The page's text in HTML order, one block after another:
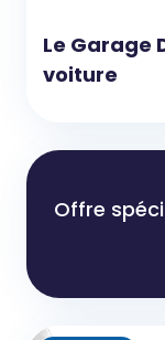
Le Garage
voiture
Offre